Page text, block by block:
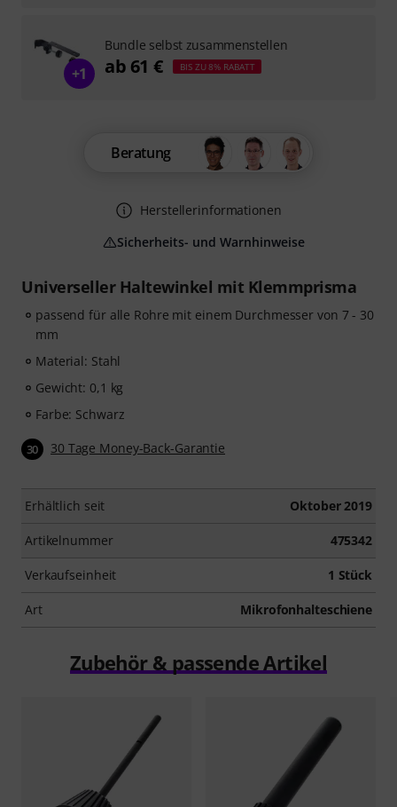
Universeller Haltewinkel mit Klemmprisma
passend für alle Rohre mit einem Durchmesser von 7 - 30
mm
Material: Stahl
Gewicht: 0,1 kg
Farbe: Schwarz
30 30 Tage Money-Back-Garantie
Erhältlich seit Oktober 2019
Artikelnummer 475342
Verkaufseinheit 1 Stück
Art Mikrofonhalteschiene
Beratung
Herstellerinformationen
Sicherheits- und Warnhinweise
+1
Bundle selbst zusammenstellen
ab 61 € BIS ZU 8% RABATT
Zubehör & passende Artikel